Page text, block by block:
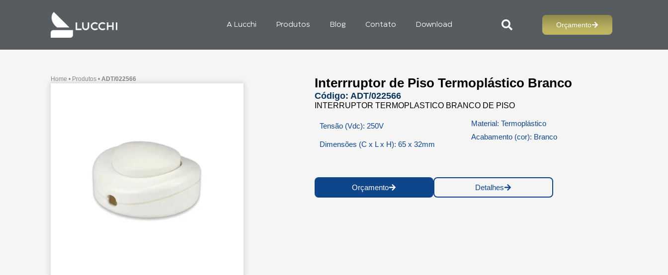
A Lucchi Produtos Blog Contato Download Orçamento
Home • Produtos • ADT/022566 Interrruptor de Piso Termoplástico Branco
Código: ADT/022566
INTERRUPTOR TERMOPLASTICO BRANCO DE PISO
Tensão (Vdc): 250V
Dimensões (C x L x H): 65 x 32mm
Material: Termoplástico
Acabamento (cor): Branco
Orçamento Detalhes